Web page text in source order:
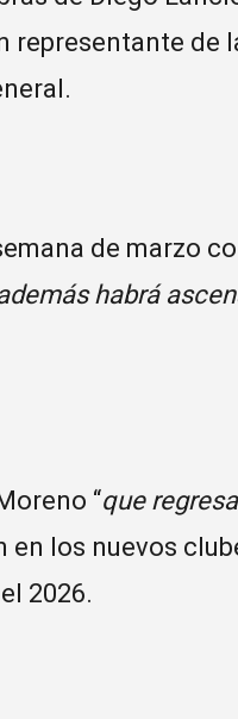
representante de
de marzo
habrá
“que
en los nuevos
2026.